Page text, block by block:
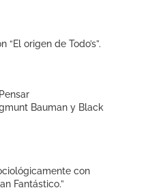
“El origen de Todo’s”.
Bauman y Black
con
Fantástico.”